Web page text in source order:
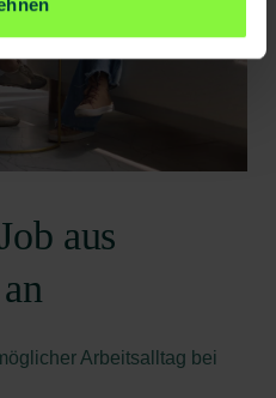
aus
Arbeitsalltag bei